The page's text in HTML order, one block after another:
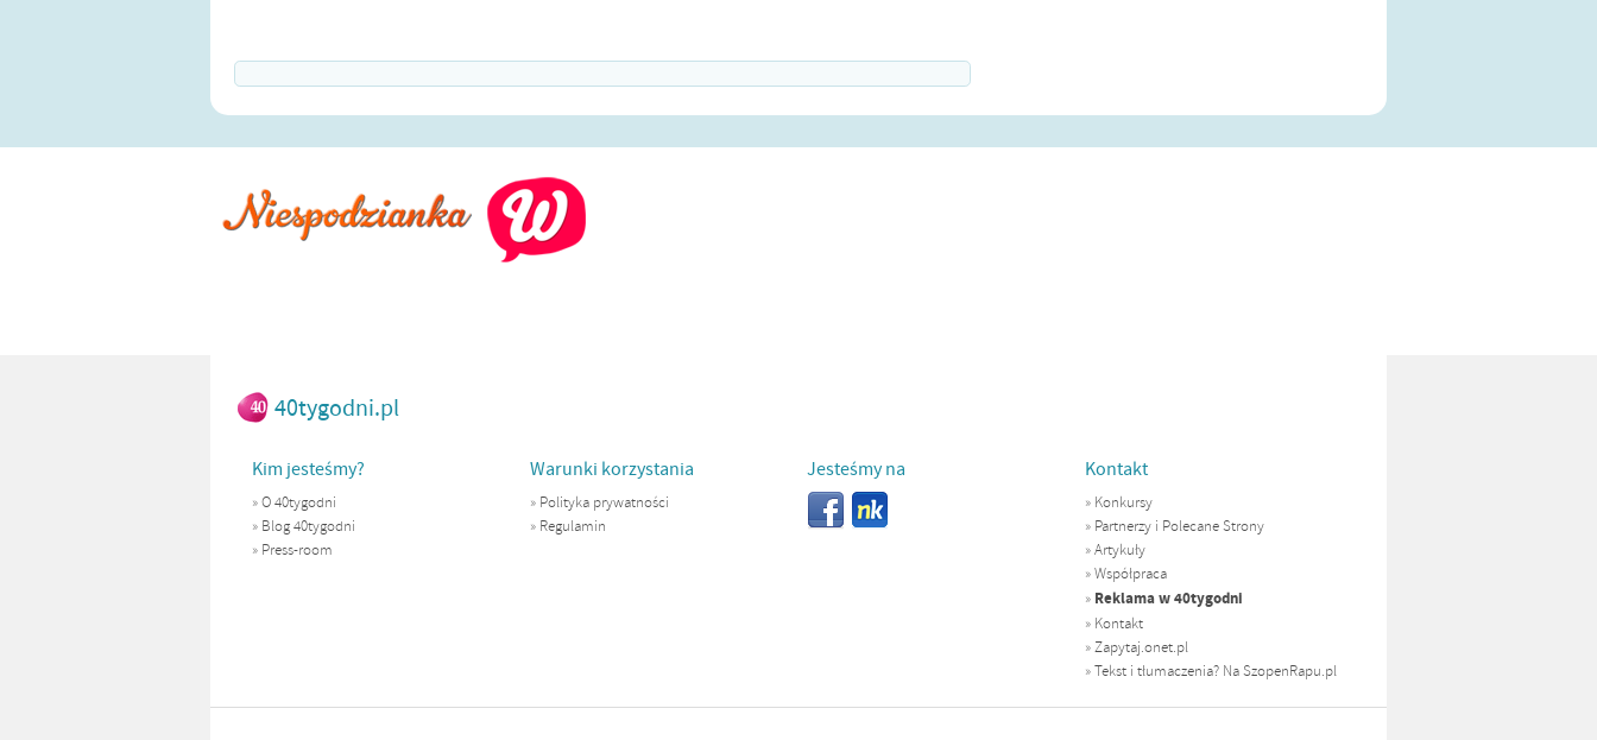
40tygodni.pl
Kim jesteśmy?
»O 40tygodni
» Blog 40tygodni
» Press-room
Warunki korzystania
» Polityka prywatności
» Regulamin
Jesteśmy na Kontakt
» Konkursy
» Partnerzy i Polecane Strony
»Artykuły
»Współpraca
» Reklama w 40tygodni
» Kontakt
»Zapytaj.onet.pl
»Tekst i tłumaczenia? Na SzopenRapu.pl